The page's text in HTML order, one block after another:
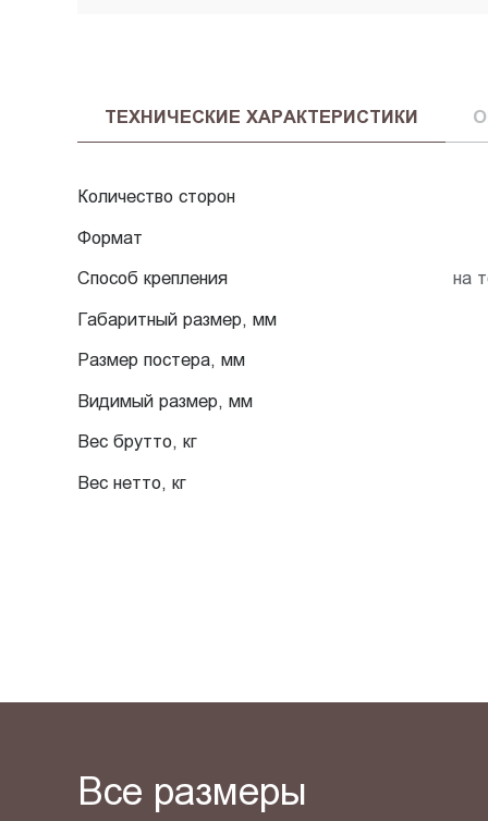
ТЕХНИЧЕСКИЕ ХАРАКТЕРИСТИКИ
Количество сторон
Формат
Способ крепления на
Габаритный размер, мм
Размер постера, мм
Видимый размер, мм
Вес брутто, кг
Вес нетто, кг
Все размеры